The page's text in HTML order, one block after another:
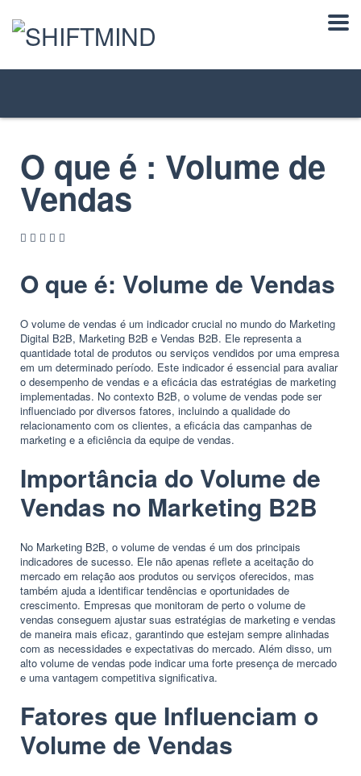
O que é : Volume de
Vendas
O que é: Volume de Vendas
O volume de vendas é um indicador crucial no mundo do Marketing
Digital B2B, Marketing B2B e Vendas B2B. Ele representa a
quantidade total de produtos ou serviços vendidos por uma empresa
em um determinado período. Este indicador é essencial para avaliar
o desempenho de vendas e a eficácia das estratégias de marketing
implementadas. No contexto B2B, o volume de vendas pode ser
influenciado por diversos fatores, incluindo a qualidade do
relacionamento com os clientes, a eficácia das campanhas de
marketing e a eficiência da equipe de vendas.
Importância do Volume de
Vendas no Marketing B2B
No Marketing B2B, o volume de vendas é um dos principais
indicadores de sucesso. Ele não apenas reflete a aceitação do
mercado em relação aos produtos ou serviços oferecidos, mas
também ajuda a identificar tendências e oportunidades de
crescimento. Empresas que monitoram de perto o volume de
vendas conseguem ajustar suas estratégias de marketing e vendas
de maneira mais eficaz, garantindo que estejam sempre alinhadas
com as necessidades e expectativas do mercado. Além disso, um
alto volume de vendas pode indicar uma forte presença de mercado
e uma vantagem competitiva significativa.
Fatores que Influenciam o
Volume de Vendas